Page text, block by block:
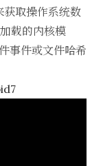
获取操作系统数
载的内核模
事件或文件哈希